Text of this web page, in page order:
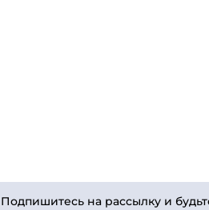
Подпишитесь на рассылку и